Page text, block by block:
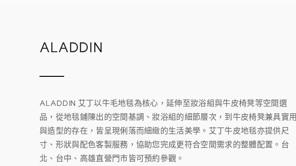
ALADDIN
ALADDIN 艾丁以牛毛地毯為核心，延伸至妝浴組與牛皮椅凳等空間選
品，從地毯鋪陳出的空間基調、妝浴組的細節層次，到牛皮椅凳兼具實用
與造型的存在，皆呈現俐落而細緻的生活美學。艾丁牛皮地毯亦提供尺
寸、形狀與配色客製服務，協助您完成更符合空間需求的整體配置。台
北、台中、高雄直營門市皆可預約參觀。